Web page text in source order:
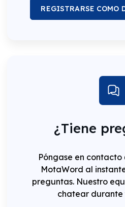
REGISTRARSE COMO
¿Tiene
Póngase en
MotaWord al
preguntas. Nuestro
chatear durante